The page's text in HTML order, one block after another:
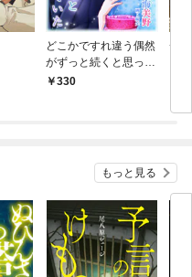
どこかですれ違う偶然
がずっと続くと思って
いた330
チ
もっと見る